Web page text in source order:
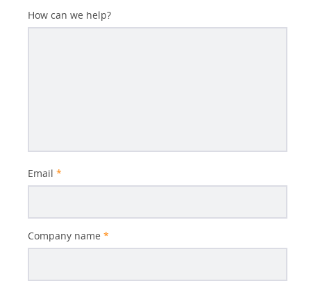
How can we help?
Email *
Company name *